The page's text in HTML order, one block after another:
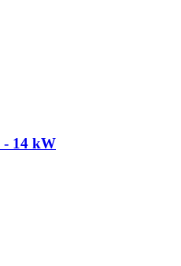
- 14 kW